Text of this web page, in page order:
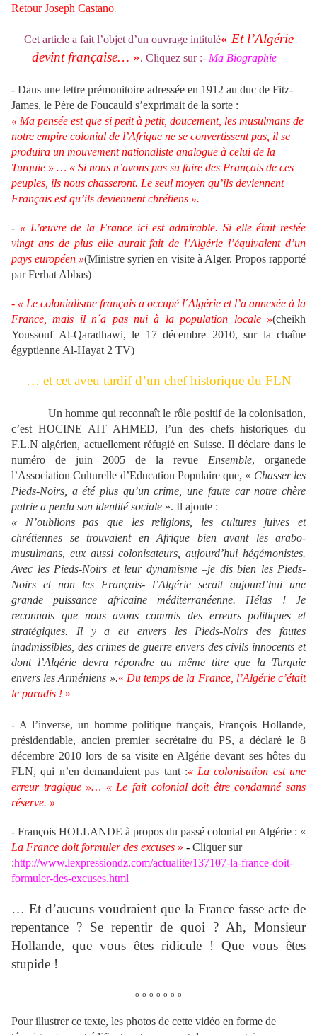
Retour Joseph Castano.
Cet article a fait l’objet d’un ouvrage intitulé« Et l’Algérie
devint française… ». Cliquez sur :- Ma Biographie –
- Dans une lettre prémonitoire adressée en 1912 au duc de Fitz-
James, le Père de Foucauld s’exprimait de la sorte :
« Ma pensée est que si petit à petit, doucement, les musulmans de
notre empire colonial de l’Afrique ne se convertissent pas, il se
produira un mouvement nationaliste analogue à celui de la
Turquie » … « Si nous n’avons pas su faire des Français de ces
peuples, ils nous chasseront. Le seul moyen qu’ils deviennent
Français est qu’ils deviennent chrétiens ».
- « L’œuvre de la France ici est admirable. Si elle était restée
vingt ans de plus elle aurait fait de l’Algérie l’équivalent d’un
pays européen »(Ministre syrien en visite à Alger. Propos rapporté
par Ferhat Abbas)
- « Le colonialisme français a occupé l´Algérie et l’a annexée à la
France, mais il n´a pas nui à la population locale »(cheikh
Youssouf Al-Qaradhawi, le 17 décembre 2010, sur la chaîne
égyptienne Al-Hayat 2 TV)
… et cet aveu tardif d’un chef historique du FLN
Un homme qui reconnaît le rôle positif de la colonisation,
c’estHOCINE AIT AHMED, l’un des chefs historiques du
F.L.N algérien, actuellement réfugié en Suisse. Il déclare dans le
numéro de juin 2005 de la revue Ensemble, organede
l’Association Culturelle d’Education Populaire que, « Chasser les
Pieds-Noirs, a été plus qu’un crime, une faute car notre chère
patrie a perdu son identité sociale ». Il ajoute :
« N’oublions pas que les religions, les cultures juives et
chrétiennes se trouvaient en Afrique bien avant les arabo-
musulmans, eux aussi colonisateurs, aujourd’hui hégémonistes.
Avec les Pieds-Noirs et leur dynamisme –je dis bien les Pieds-
Noirs et non les Français- l’Algérie serait aujourd’hui une
grande puissance africaine méditerranéenne. Hélas ! Je
reconnais que nous avons commis des erreurs politiques et
stratégiques. Il y a eu envers les Pieds-Noirs des fautes
inadmissibles, des crimes de guerre envers des civils innocents et
dont l’Algérie devra répondre au même titre que la Turquie
envers les Arméniens ».« Du temps de la France, l’Algérie c’était
le paradis ! »
- A l’inverse, un homme politique français, François Hollande,
présidentiable, ancien premier secrétaire du PS, a déclaré le 8
décembre 2010 lors de sa visite en Algérie devant ses hôtes du
FLN, qui n’en demandaient pas tant :« La colonisation est une
erreur tragique »… « Le fait colonial doit être condamné sans
réserve. »
- François HOLLANDE à propos du passé colonial en Algérie : «
La France doit formuler des excuses » - Cliquer sur
:http://www.lexpressiondz.com/actualite/137107-la-france-doit-
formuler-des-excuses.html
… Et d’aucuns voudraient que la France fasse acte de
repentance ? Se repentir de quoi ? Ah, Monsieur
Hollande, que vous êtes ridicule ! Que vous êtes
stupide !
-o-o-o-o-o-o-o-
Pour illustrer ce texte, les photos de cette vidéo en forme de